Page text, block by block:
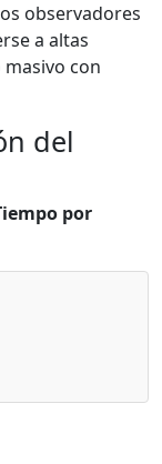
observadores
a altas
con
del
por